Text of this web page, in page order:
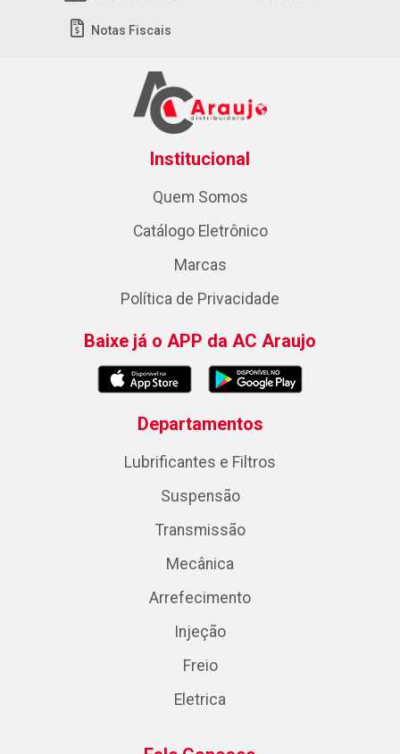
Notas Fiscais
Institucional
Quem Somos
Catálogo Eletrônico
Marcas
Política de Privacidade
Baixe já o APP da AC Araujo
Departamentos
Lubrificantes e Filtros
Suspensão
Transmissão
Mecânica
Arrefecimento
Injeção
Freio
Eletrica